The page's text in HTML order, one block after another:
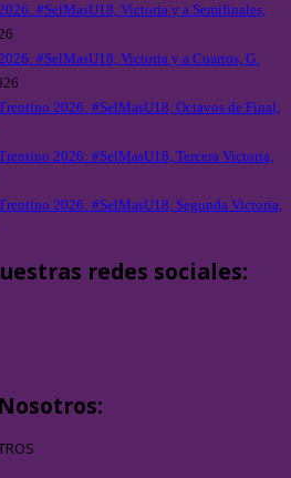
#SelMasU18, Victoria y a Semifinales,
#SelMasU18, Victoria y a Cuartos, G.
2026: #SelMasU18, Octavos de Final,
2026: #SelMasU18, Tercera Victoria,
2026: #SelMasU18, Segunda Victoria,
redes sociales: